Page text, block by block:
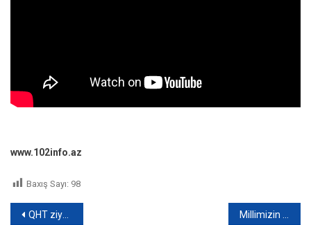
www.102info.az
Baxış Sayı: 98
Yazı
QHT ziyarətləri” adlı yeni layihənin icrasına başlanılıb